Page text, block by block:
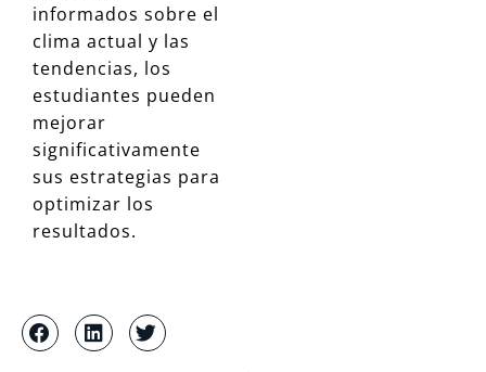
informados sobre el
clima actual y las
tendencias, los
estudiantes pueden
mejorar
significativamente
sus estrategias para
optimizar los
resultados.